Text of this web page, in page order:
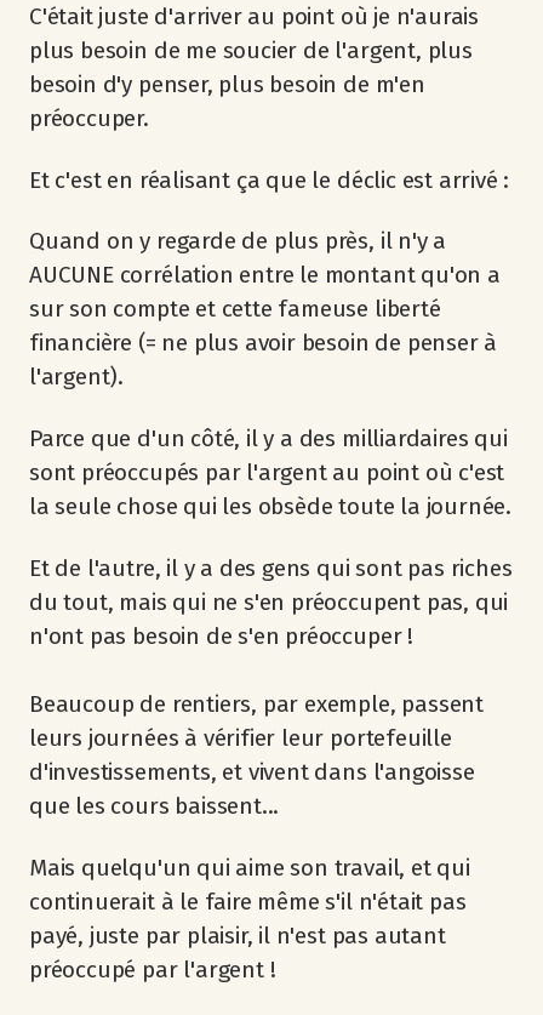
C'était juste d'arriver au point où je n'aurais
plus besoin de me soucier de l'argent, plus
besoin d'y penser, plus besoin de m'en
préoccuper.
Et c'est en réalisant ça que le déclic est arrivé :
Quand on y regarde de plus près, il n'y a
AUCUNE corrélation entre le montant qu'on a
sur son compte et cette fameuse liberté
financière (= ne plus avoir besoin de penser à
l'argent).
Parce que d'un côté, il y a des milliardaires qui
sont préoccupés par l'argent au point où c'est
la seule chose qui les obsède toute la journée.
Et de l'autre, il y a des gens qui sont pas riches
du tout, mais qui ne s'en préoccupent pas, qui
n'ont pas besoin de s'en préoccuper !
Beaucoup de rentiers, par exemple, passent
leurs journées à vérifier leur portefeuille
d'investissements, et vivent dans l'angoisse
que les cours baissent...
Mais quelqu'un qui aime son travail, et qui
continuerait à le faire même s'il n'était pas
payé, juste par plaisir, il n'est pas autant
préoccupé par l'argent !